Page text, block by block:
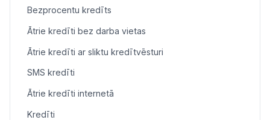
Bezprocentu kredīts
Ātrie kredīti bez darba vietas
Ātrie kredīti ar sliktu kredītvēsturi
SMS kredīti
Ātrie kredīti internetā
Kredīti